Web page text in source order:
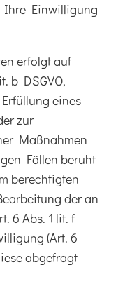
Ihre Einwilligung
erfolgt auf
b DSGVO,
eines
zur
Maßnahmen
Fällen beruht
berechtigten
der an
6 Abs. 1 lit. f
(Art. 6
abgefragt